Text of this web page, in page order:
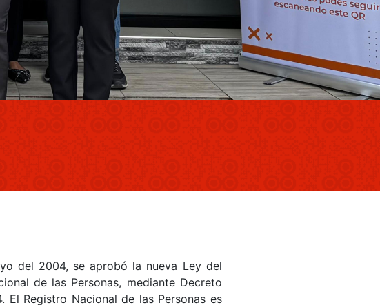
del 2004, se aprobó la nueva Ley del
de las Personas, mediante Decreto
El Registro Nacional de las Personas es